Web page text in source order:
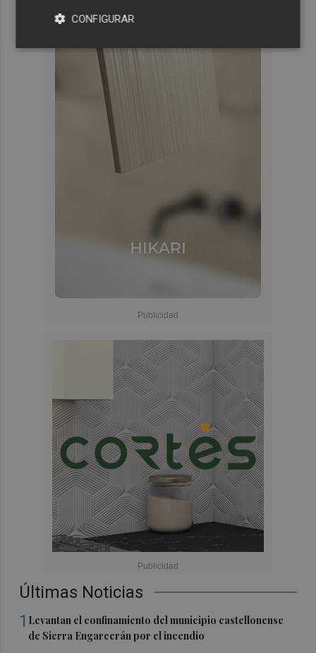
Últimas Noticias
1 Levantan el confinamiento del municipio castellonense
de Sierra Engarcerán por el incendio
CONFIGURAR